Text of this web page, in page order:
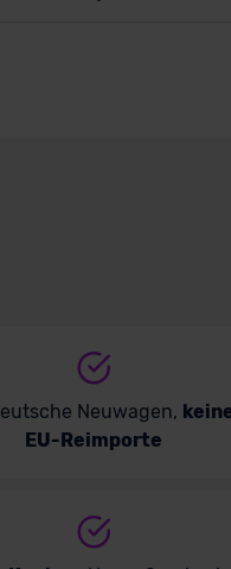
Neuwagen,
EU-Reimporte